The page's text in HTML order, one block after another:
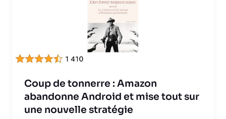
Coup de tonnerre : Amazon
abandonne Android et mise tout sur
une nouvelle stratégie